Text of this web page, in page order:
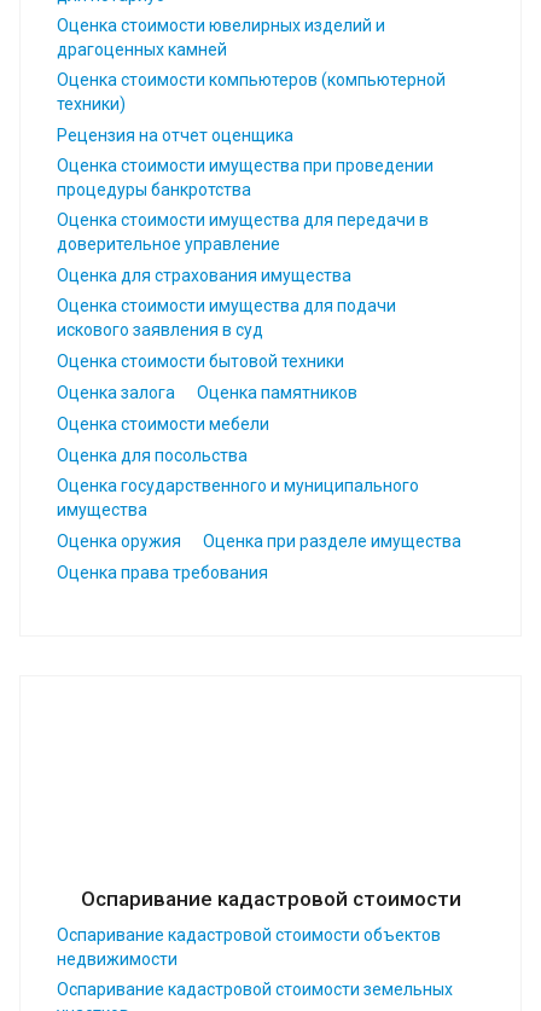
Оценка стоимости ювелирных изделий и
драгоценных камней
Оценка стоимости компьютеров (компьютерной
техники)
Рецензия на отчет оценщика
Оценка стоимости имущества при проведении
процедуры банкротства
Оценка стоимости имущества для передачи в
доверительное управление
Оценка для страхования имущества
Оценка стоимости имущества для подачи
искового заявления в суд
Оценка стоимости бытовой техники
Оценка залога
Оценка памятников
Оценка стоимости мебели
Оценка для посольства
Оценка государственного и муниципального
имущества
Оценка оружия
Оценка при разделе имущества
Оценка права требования
Оспаривание кадастровой стоимости
Оспаривание кадастровой стоимости объектов
недвижимости
Оспаривание кадастровой стоимости земельных